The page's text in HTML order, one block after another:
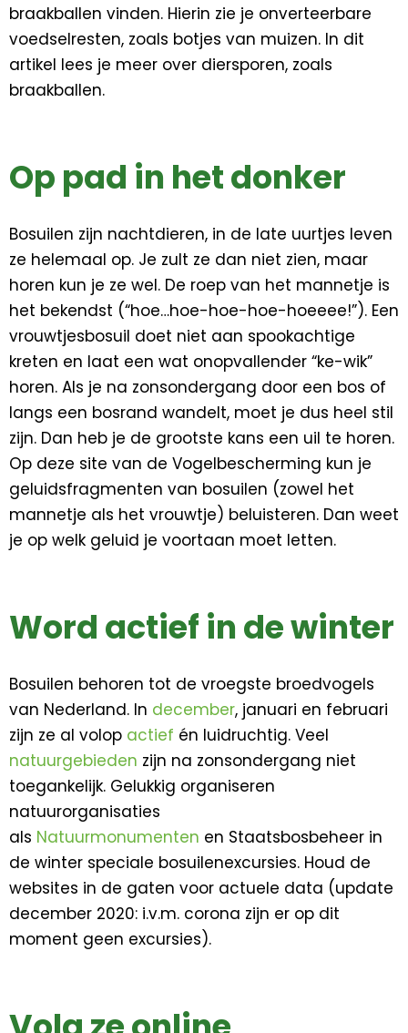
braakballen vinden. Hierin zie je onverteerbare
voedselresten, zoals botjes van muizen. In dit
artikel lees je meer over diersporen, zoals
braakballen.
Op pad in het donker
Bosuilen zijn nachtdieren, in de late uurtjes leven
ze helemaal op. Je zult ze dan niet zien, maar
horen kun je ze wel. De roep van het mannetje is
het bekendst (“hoe…hoe-hoe-hoe-hoeeee!”). Een
vrouwtjesbosuil doet niet aan spookachtige
kreten en laat een wat onopvallender “ke-wik”
horen. Als je na zonsondergang door een bos of
langs een bosrand wandelt, moet je dus heel stil
zijn. Dan heb je de grootste kans een uil te horen.
Op deze site van de Vogelbescherming kun je
geluidsfragmenten van bosuilen (zowel het
mannetje als het vrouwtje) beluisteren. Dan weet
je op welk geluid je voortaan moet letten.
Word actief in de winter
Bosuilen behoren tot de vroegste broedvogels
van Nederland. In december, januari en februari
zijn ze al volop actief én luidruchtig. Veel
natuurgebieden zijn na zonsondergang niet
toegankelijk. Gelukkig organiseren
natuurorganisaties
als Natuurmonumenten en Staatsbosbeheer in
de winter speciale bosuilenexcursies. Houd de
websites in de gaten voor actuele data (update
december 2020: i.v.m. corona zijn er op dit
moment geen excursies).